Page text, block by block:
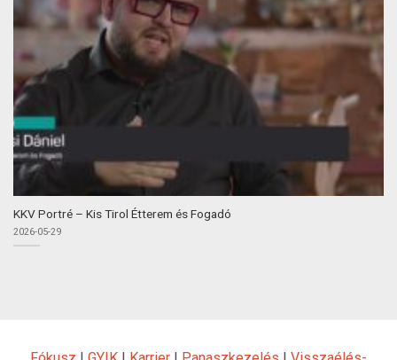
KKV Portré – Kis Tirol Étterem és Fogadó
2026-05-29